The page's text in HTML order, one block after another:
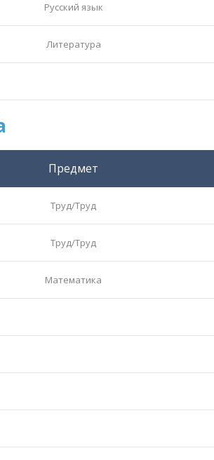
Русский язык
Литература
Предмет
Труд/Труд
Труд/Труд
Математика